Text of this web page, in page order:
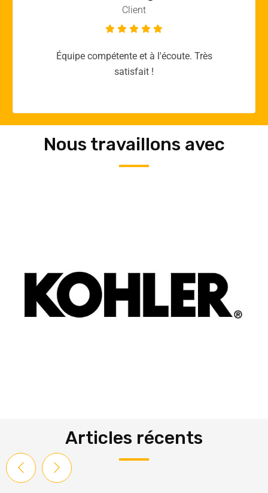
Client
Merci yellow365.work pour votre expertise!
Nous travaillons avec
Articles récents